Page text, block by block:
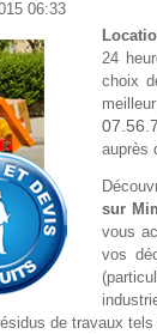
06:33
24
choix
auprès
sur
vous
vos
de travaux